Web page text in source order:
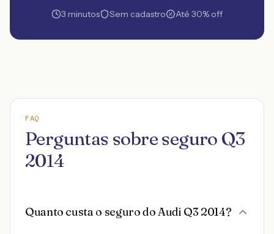
3 minutos Sem cadastro Até 30% off
FAQ
Perguntas sobre seguro Q3
2014
Quanto custa o seguro do Audi Q3 2014?